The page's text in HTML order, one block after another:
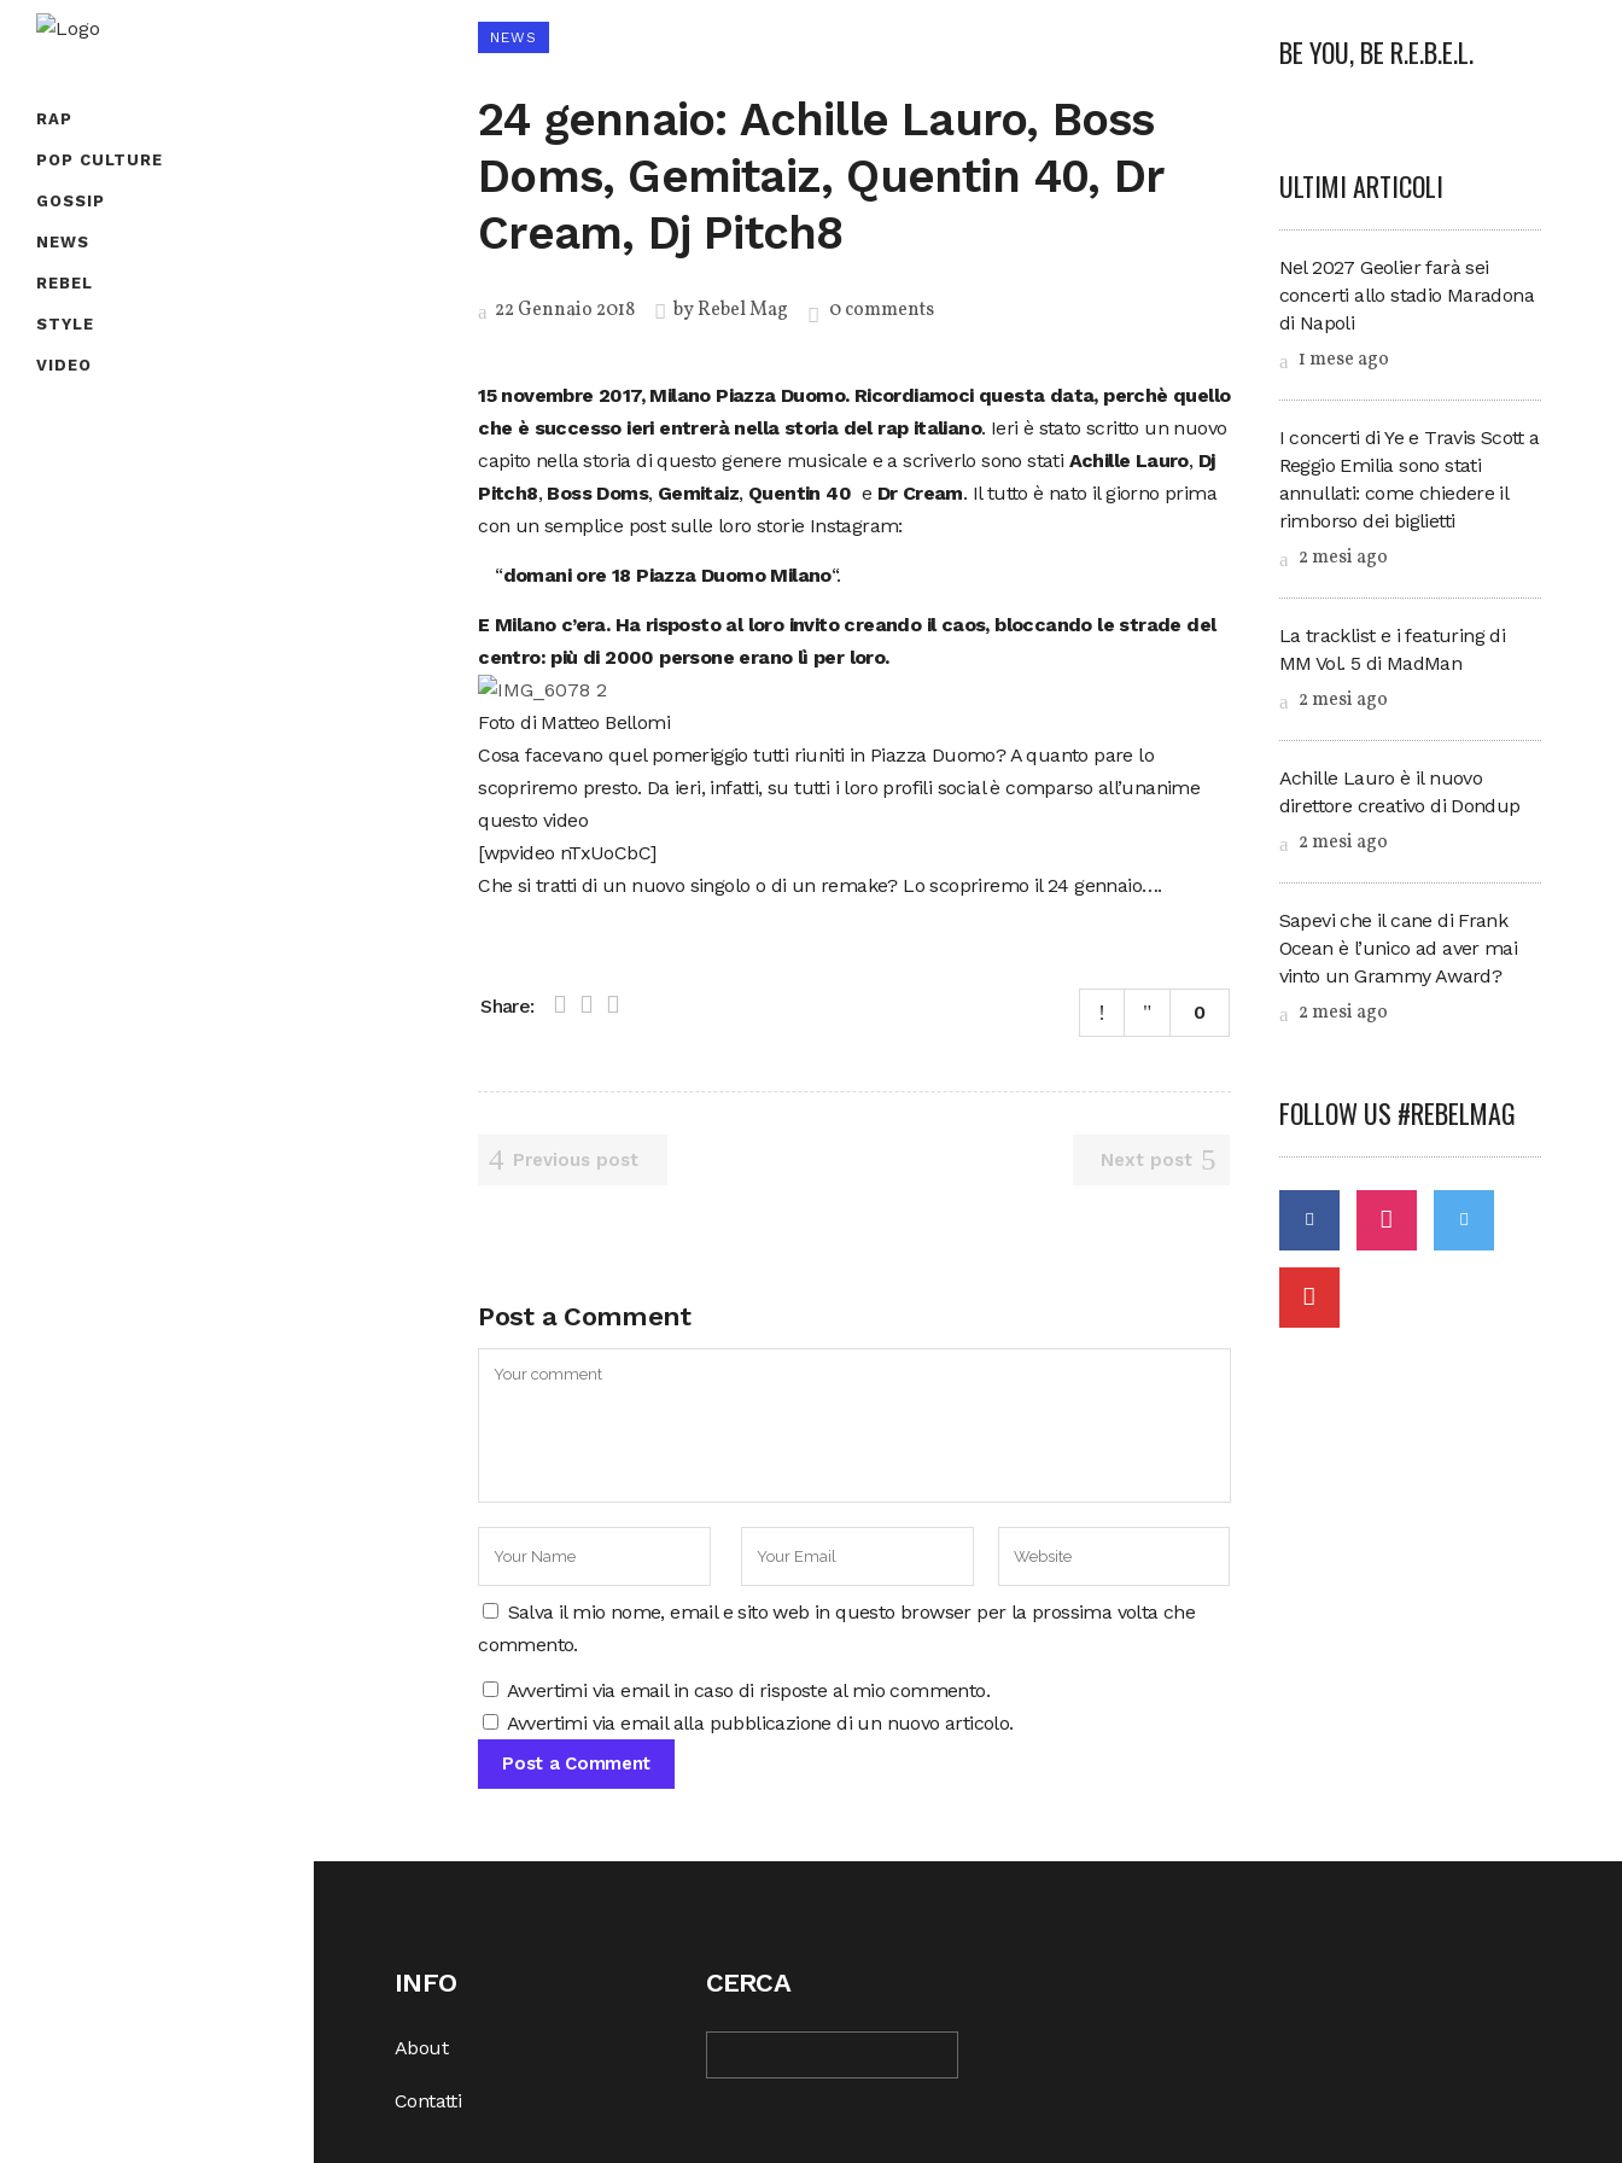
RAP
POP CULTURE
GOSSIP
NEWS
REBEL
STYLE
VIDEO
NEWS
24 gennaio: Achille Lauro, Boss
Doms, Gemitaiz, Quentin 40, Dr
Cream, Dj Pitch8
22 Gennaio 2018 byRebel Mag 0 comments
15 novembre 2017, Milano Piazza Duomo. Ricordiamoci questa data, perchè quello
che è successo ieri entrerà nella storia del rap italiano. Ieri è stato scritto un nuovo
capito nella storia di questo genere musicale e a scriverlo sono stati Achille Lauro, Dj
Pitch8, Boss Doms, Gemitaiz, Quentin 40 e Dr Cream. Il tutto è nato il giorno prima
con un semplice post sulle loro storie Instagram:
“domani ore 18 Piazza Duomo Milano“.
E Milano c’era. Ha risposto al loro invito creando il caos, bloccando le strade del
centro: più di 2000 persone erano lì per loro.
Foto di Matteo Bellomi
Cosa facevano quel pomeriggio tutti riuniti in Piazza Duomo? A quanto pare lo
scopriremo presto. Da ieri, infatti, su tutti i loro profili social è comparso all’unanime
questo video
[wpvideo nTxUoCbC]
Che si tratti di un nuovo singolo o di un remake? Lo scopriremo il 24 gennaio….
Share: 0
Previous post Next post
Post a Comment
Salva il mio nome, email e sito web in questo browser per la prossima volta che
commento.
Avvertimi via email in caso di risposte al mio commento.
Avvertimi via email alla pubblicazione di un nuovo articolo.
BE YOU, BE R.E.B.E.L.
ULTIMI ARTICOLI
Nel 2027 Geolier farà sei
concerti allo stadio Maradona
di Napoli
1 mese ago
I concerti di Ye e Travis Scott a
Reggio Emilia sono stati
annullati: come chiedere il
rimborso dei biglietti
2 mesi ago
La tracklist e i featuring di
MM Vol. 5 di MadMan
2 mesi ago
Achille Lauro è il nuovo
direttore creativo di Dondup
2 mesi ago
Sapevi che il cane di Frank
Ocean è l’unico ad aver mai
vinto un Grammy Award?
2 mesi ago
FOLLOW US #REBELMAG
INFO
About
Contatti
CERCA